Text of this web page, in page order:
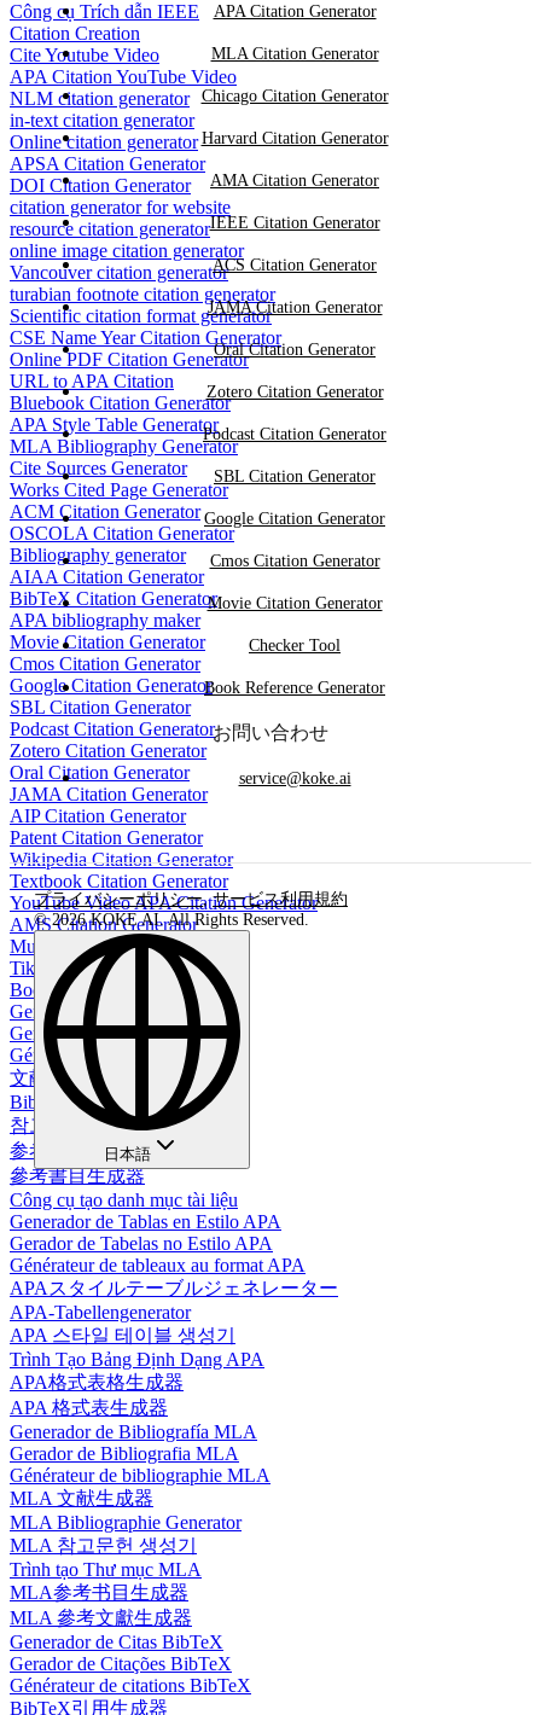
Công cụ Trích dẫn IEEE
Citation Creation
Cite Youtube Video
APA Citation YouTube Video
NLM citation generator
in-text citation generator
Online citation generator
APSA Citation Generator
DOI Citation Generator
citation generator for website
resource citation generator
online image citation generator
Vancouver citation generator
turabian footnote citation generator
Scientific citation format generator
CSE Name Year Citation Generator
Online PDF Citation Generator
URL to APA Citation
Bluebook Citation Generator
APA Style Table Generator
MLA Bibliography Generator
Cite Sources Generator
Works Cited Page Generator
ACM Citation Generator
OSCOLA Citation Generator
Bibliography generator
AIAA Citation Generator
BibTeX Citation Generator
APA bibliography maker
Movie Citation Generator
Cmos Citation Generator
Google Citation Generator
SBL Citation Generator
Podcast Citation Generator
Zotero Citation Generator
Oral Citation Generator
JAMA Citation Generator
AIP Citation Generator
Patent Citation Generator
Wikipedia Citation Generator
Textbook Citation Generator
YouTube Video APA Citation Generator
AMS Citation Generator
Music Citation Generator
TikTok Citation Generator
Book Reference Generator
Generador de bibliografía
Gerador de Bibliografia
Générateur de bibliographie
文献生成ツール
Bibliographie-Generator
참고 문헌 생성기
参考文献生成器
參考書目生成器
Công cụ tạo danh mục tài liệu
Generador de Tablas en Estilo APA
Gerador de Tabelas no Estilo APA
Générateur de tableaux au format APA
APAスタイルテーブルジェネレーター
APA-Tabellengenerator
APA 스타일 테이블 생성기
Trình Tạo Bảng Định Dạng APA
APA格式表格生成器
APA 格式表生成器
Generador de Bibliografía MLA
Gerador de Bibliografia MLA
Générateur de bibliographie MLA
MLA 文献生成器
MLA Bibliographie Generator
MLA 참고문헌 생성기
Trình tạo Thư mục MLA
MLA参考书目生成器
MLA 參考文獻生成器
Generador de Citas BibTeX
Gerador de Citações BibTeX
Générateur de citations BibTeX
BibTeX引用生成器
APA Citation Generator
MLA Citation Generator
Chicago Citation Generator
Harvard Citation Generator
AMA Citation Generator
IEEE Citation Generator
ACS Citation Generator
JAMA Citation Generator
Oral Citation Generator
Zotero Citation Generator
Podcast Citation Generator
SBL Citation Generator
Google Citation Generator
Cmos Citation Generator
Movie Citation Generator
Checker Tool
Book Reference Generator
お問い合わせ
service@koke.ai
プライバシーポリシー,サービス利用規約
© 2026 KOKE AI. All Rights Reserved.
日本語